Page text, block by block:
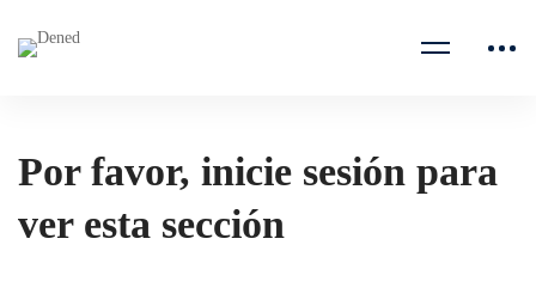
Por favor, inicie sesión para
ver esta sección